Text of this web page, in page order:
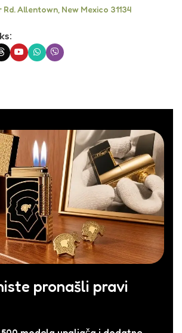
Rd. Allentown, New Mexico 31134
pronašli pravi